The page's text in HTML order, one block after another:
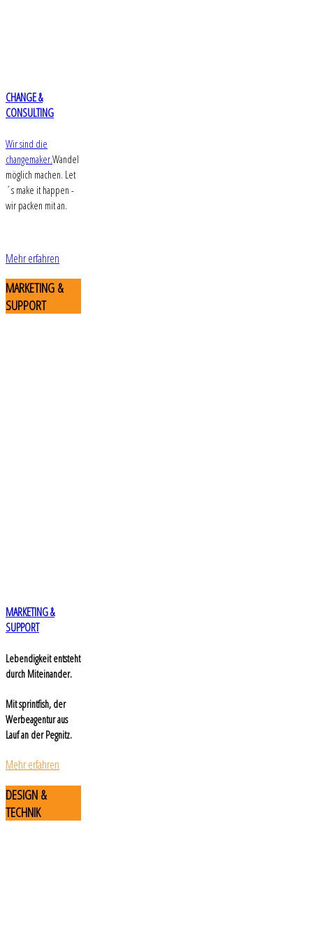
CHANGE &
CONSULTING
Wir sind die
changemaker.Wandel
möglich machen. Let
´s make it happen -
wir packen mit an.
Mehr erfahren
MARKETING &
SUPPORT
MARKETING &
SUPPORT
Lebendigkeit entsteht
durch Miteinander.
Mit sprintfish, der
Werbeagentur aus
Lauf an der Pegnitz.
Mehr erfahren
DESIGN &
TECHNIK